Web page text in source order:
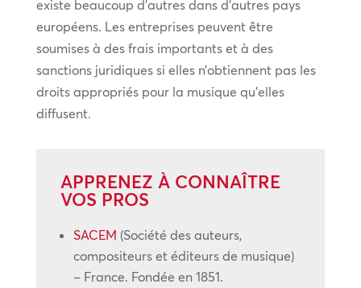
existe beaucoup d’autres dans d’autres pays
européens. Les entreprises peuvent être
soumises à des frais importants et à des
sanctions juridiques si elles n’obtiennent pas les
droits appropriés pour la musique qu’elles
diffusent.
APPRENEZ À CONNAÎTRE
VOS PROS
SACEM (Société des auteurs,
compositeurs et éditeurs de musique)
– France. Fondée en 1851.